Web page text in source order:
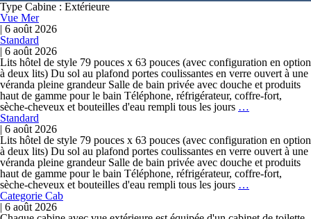
Type Cabine : Extérieure
Vue Mer
| 6 août 2026
Standard
| 6 août 2026
Lits hôtel de style 79 pouces x 63 pouces (avec configuration en option
à deux lits) Du sol au plafond portes coulissantes en verre ouvert à une
véranda pleine grandeur Salle de bain privée avec douche et produits
haut de gamme pour le bain Téléphone, réfrigérateur, coffre-fort,
sèche-cheveux et bouteilles d'eau rempli tous les jours …
Standard
| 6 août 2026
Lits hôtel de style 79 pouces x 63 pouces (avec configuration en option
à deux lits) Du sol au plafond portes coulissantes en verre ouvert à une
véranda pleine grandeur Salle de bain privée avec douche et produits
haut de gamme pour le bain Téléphone, réfrigérateur, coffre-fort,
sèche-cheveux et bouteilles d'eau rempli tous les jours …
Categorie Cab
| 6 août 2026